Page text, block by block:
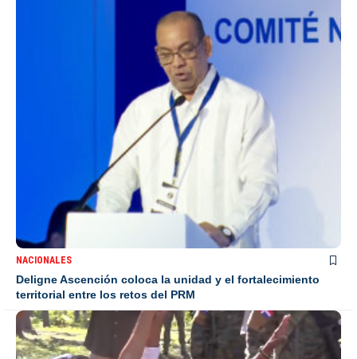
NACIONALES
Deligne Ascención coloca la unidad y el fortalecimiento
territorial entre los retos del PRM